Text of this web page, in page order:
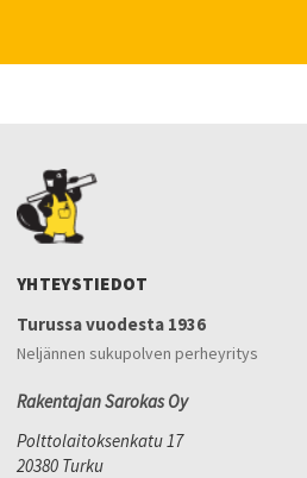
YHTEYSTIEDOT
Turussa vuodesta 1936
Neljännen sukupolven perheyritys
Rakentajan Sarokas Oy
Polttolaitoksenkatu 17
20380 Turku